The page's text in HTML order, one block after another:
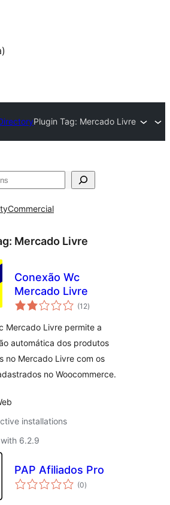
Plugin Tag: Mercado Livre
Commercial
Mercado Livre
Conexão Wc
Mercado Livre
(12total
ratings
)
Mercado Livre permite a
automática dos produtos
no Mercado Livre com os
no Woocommerce.
installations
6.2.9
PAP Afiliados Pro
(0total
ratings
)